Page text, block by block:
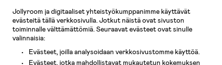
Varastossa
Minecraft Naamiaisasu Creeper
LEGO Minecraft 21585
Jollyroom ja digitaaliset yhteistyökumppanimme käyttävät
evästeitä tällä verkkosivulla. Jotkut näistä ovat sivuston
toiminnalle välttämättömiä. Seuraavat evästeet ovat sinulle
valinnaisia:
Evästeet, joilla analysoidaan verkkosivustomme käyttöä.
Evästeet, jotka mahdollistavat mukautetun kokemuksen